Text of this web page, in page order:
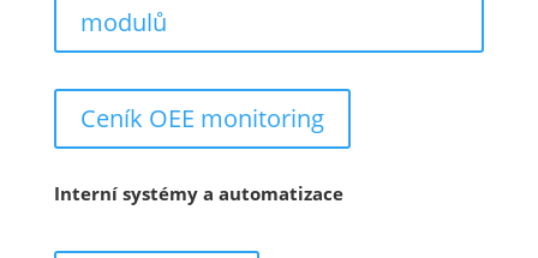
modulů
Ceník OEE monitoring
Interní systémy a automatizace